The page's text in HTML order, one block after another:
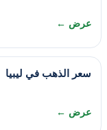
عرض ←
سعر الذهب في ليبيا
عرض ←